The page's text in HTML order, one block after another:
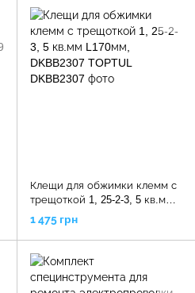
Клещи для обжимки клемм с
трещоткой 1, 25-2-3, 5 кв.мм
L170мм, DKBB2307 TOPTUL
1 475 грн